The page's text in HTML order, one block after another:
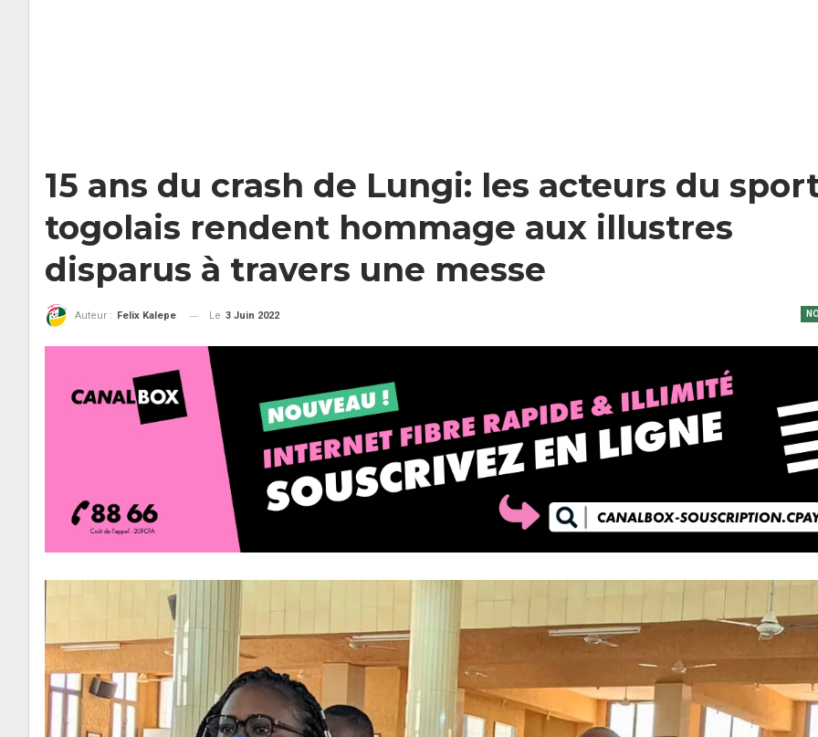
15 ans du crash de Lungi: les acteurs du
togolais rendent hommage aux illustres
disparus à travers une messe
Auteur : Felix Kalepe Le 3 Juin 2022